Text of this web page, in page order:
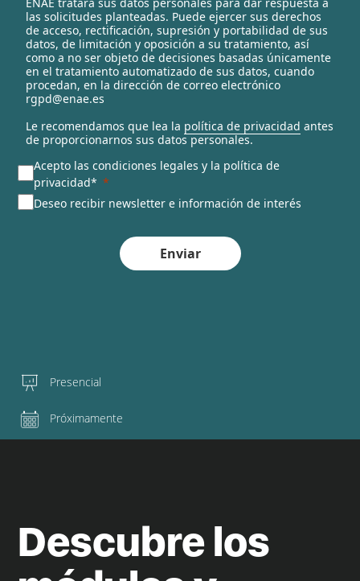
e
c
t
e
d
ENAE tratará sus datos personales para dar respuesta a
las solicitudes planteadas. Puede ejercer sus derechos
de acceso, rectificación, supresión y portabilidad de sus
datos, de limitación y oposición a su tratamiento, así
como a no ser objeto de decisiones basadas únicamente
en el tratamiento automatizado de sus datos, cuando
procedan, en la dirección de correo electrónico
rgpd@enae.es
Le recomendamos que lea la política de privacidad antes
de proporcionarnos sus datos personales.
Acepto las condiciones legales y la política de
privacidad*
Deseo recibir newsletter e información de interés
Enviar
Presencial
Próximamente
Descubre los